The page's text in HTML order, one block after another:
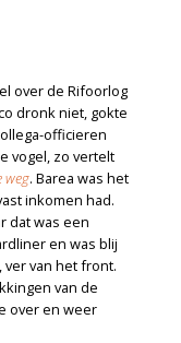
over de Rifoorlog
dronk niet, gokte
officieren
vogel, zo vertelt
weg. Barea was het
inkomen had.
dat was een
en was blij
van het front.
van de
over en weer